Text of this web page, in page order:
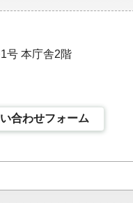
号 本庁舎2階
合わせフォーム